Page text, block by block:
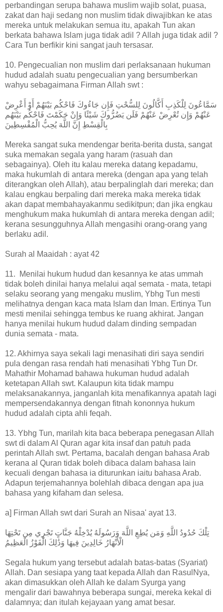
perbandingan serupa bahawa muslim wajib solat, puasa,
zakat dan haji sedang non muslim tidak diwajibkan ke atas
mereka untuk melakukan semua itu, apakah Tun akan
berkata bahawa Islam juga tidak adil ? Allah juga tidak adil ?
Cara Tun berfikir kini sangat jauh tersasar.
10. Pengecualian non muslim dari perlaksanaan hukuman
hudud adalah suatu pengecualian yang bersumberkan
wahyu sebagaimana Firman Allah swt :
سَمَّاعُونَ لِلْكَذِبِ أَكَّالُونَ لِلسُّحْتِ فَإِن جَاءُوكَ فَاحْكُم بَيْنَهُمْ أَوْ أَعْرِضْ
عَنْهُمْ وَإِن تُعْرِضْ عَنْهُمْ فَلَن يَضُرُّوكَ شَيْئًا وَإِنْ حَكَمْتَ فَاحْكُم بَيْنَهُم
بِالْقِسْطِ إِنَّ اللَّهَ يُحِبُّ الْمُقْسِطِينَ
Mereka sangat suka mendengar berita-berita dusta, sangat
suka memakan segala yang haram (rasuah dan
sebagainya). Oleh itu kalau mereka datang kepadamu,
maka hukumlah di antara mereka (dengan apa yang telah
diterangkan oleh Allah), atau berpalinglah dari mereka; dan
kalau engkau berpaling dari mereka maka mereka tidak
akan dapat membahayakanmu sedikitpun; dan jika engkau
menghukum maka hukumlah di antara mereka dengan adil;
kerana sesungguhnya Allah mengasihi orang-orang yang
berlaku adil.
Surah al Maaidah : ayat 42
11. Menilai hukum hudud dan kesannya ke atas ummah
tidak boleh dinilai hanya melalui aqal semata - mata, tetapi
selaku seorang yang mengaku muslim, Ybhg Tun mesti
melihatnya dengan kaca mata Islam dan Iman. Ertinya Tun
mesti menilai sehingga tembus ke ruang akhirat. Jangan
hanya menilai hukum hudud dalam dinding sempadan
dunia semata - mata.
12. Akhirnya saya sekali lagi menasihati diri saya sendiri
pula dengan rasa rendah hati menasihati Ybhg Tun Dr.
Mahathir Mohamad bahawa hukuman hudud adalah
ketetapan Allah swt. Kalaupun kita tidak mampu
melaksanakannya, janganlah kita menafikannya apatah lagi
mempersendakannya dengan fitnah kononnya hukum
hudud adalah cipta ahli feqah.
13. Ybhg Tun, marilah kita baca beberapa penegasan Allah
swt di dalam Al Quran agar kita insaf dan patuh pada
perintah Allah swt. Pertama, bacalah dengan bahasa Arab
kerana al Quran tidak boleh dibaca dalam bahasa lain
kecuali dengan bahasa ia diturunkan iaitu bahasa Arab.
Adapun terjemahannya bolehlah dibaca dengan apa jua
bahasa yang kifaham dan selesa.
a] Firman Allah swt dari Surah an Nisaa' ayat 13.
تِلْكَ حُدُودُ اللَّهِ وَمَن يُطِعِ اللَّهَ وَرَسُولَهُ يُدْخِلْهُ جَنَّاتٍ تَجْرِي مِن تَحْتِهَا
الْأَنْهَارُ خَالِدِينَ فِيهَا وَذَٰلِكَ الْفَوْزُ الْعَظِيمُ
Segala hukum yang tersebut adalah batas-batas (Syariat)
Allah. Dan sesiapa yang taat kepada Allah dan RasulNya,
akan dimasukkan oleh Allah ke dalam Syurga yang
mengalir dari bawahnya beberapa sungai, mereka kekal di
dalamnya; dan itulah kejayaan yang amat besar.